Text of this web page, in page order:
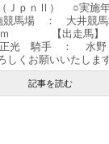
ＪｐｎⅡ） ○実施
競馬場 ： 大井競
出走馬】 ケ
騎手 ： 水野
くお願いいたします
記事を読む